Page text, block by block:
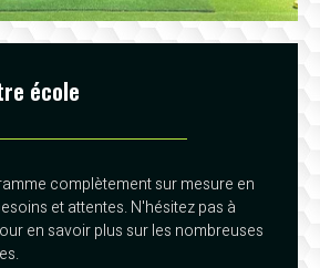
école
complètement sur mesure en
et attentes. N'hésitez pas à
en savoir plus sur les nombreuses